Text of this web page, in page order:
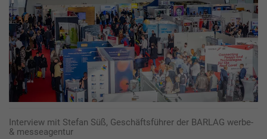
Interview mit Stefan Süß, Geschäftsführer der BARLAG werbe-
& messeagentur